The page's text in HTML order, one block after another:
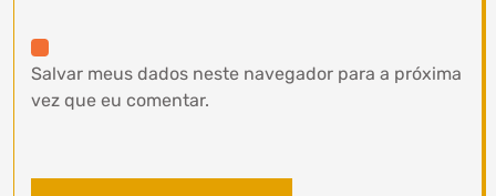
Salvar meus dados neste navegador para a próxima
vez que eu comentar.